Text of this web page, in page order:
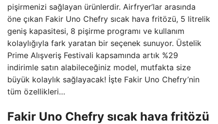
pişirmenizi sağlayan ürünlerdir. Airfryer’lar arasında
öne çıkan Fakir Uno Chefry sıcak hava fritözü, 5 litrelik
geniş kapasitesi, 8 pişirme programı ve kullanım
kolaylığıyla fark yaratan bir seçenek sunuyor. Üstelik
Prime Alışveriş Festivali kapsamında artık %29
indirimle satın alabileceğiniz model, mutfakta size
büyük kolaylık sağlayacak! İşte Fakir Uno Chefry’nin
tüm özellikleri…
Fakir Uno Chefry sıcak hava fritözü